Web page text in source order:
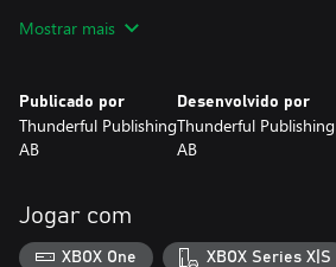
Este DLC colaborativo contém ainda novas
todo o jogo, tanto no Campaign Mode
Mostrar mais
Publicado por
Thunderful Publishing
AB
Desenvolvido por
Thunderful Publishing
AB
Jogar com
XBOX One XBOX Series X|S